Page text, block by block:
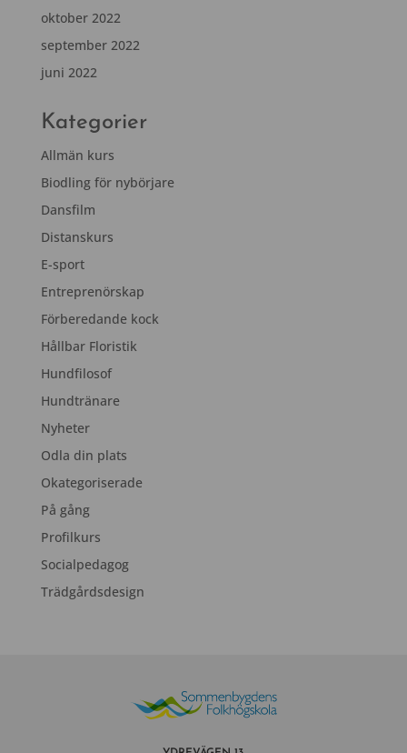
oktober 2022
september 2022
juni 2022
Kategorier
Allmän kurs
Biodling för nybörjare
Dansfilm
Distanskurs
E-sport
Entreprenörskap
Förberedande kock
Hållbar Floristik
Hundfilosof
Hundtränare
Nyheter
Odla din plats
Okategoriserade
På gång
Profilkurs
Socialpedagog
Trädgårdsdesign